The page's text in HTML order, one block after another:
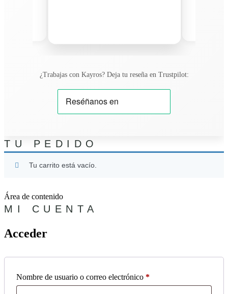
¿Trabajas con Kayros? Deja tu reseña en Trustpilot:
TU PEDIDO
Tu carrito está vacío.
Área de contenido
MI CUENTA
Acceder
Nombre de usuario o correo electrónico *